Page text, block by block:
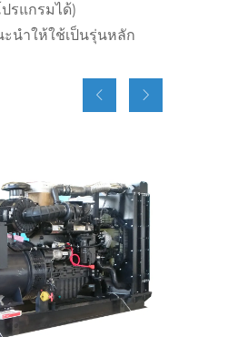
รแกรมได้)
นำให้ใช้เป็นรุ่นหลัก